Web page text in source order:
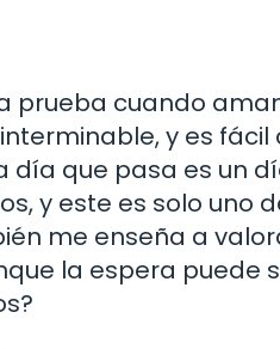
prueba cuando
y es
día que pasa es un
y este es solo uno
me enseña a
la espera puede